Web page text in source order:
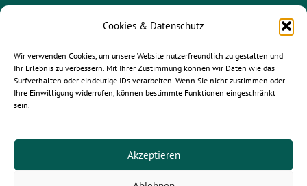
Cookies & Datenschutz
Wir verwenden Cookies, um unsere Website nutzerfreundlich zu gestalten und
Ihr Erlebnis zu verbessern. Mit Ihrer Zustimmung können wir Daten wie das
Surfverhalten oder eindeutige IDs verarbeiten. Wenn Sie nicht zustimmen oder
Ihre Einwilligung widerrufen, können bestimmte Funktionen eingeschränkt
sein.
Akzeptieren